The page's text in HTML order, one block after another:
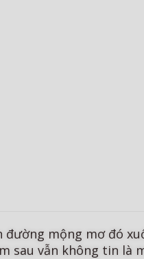
mộng mơ đó
sau vẫn không tin là